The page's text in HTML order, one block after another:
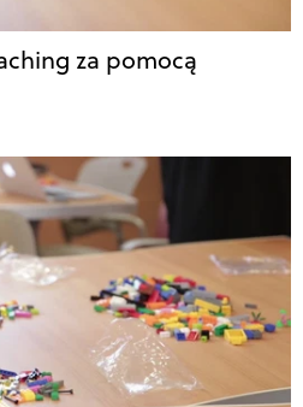
za pomocą